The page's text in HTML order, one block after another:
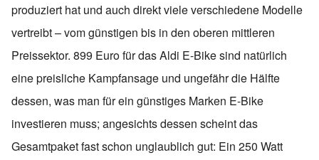
produziert hat und auch direkt viele verschiedene Modelle
vertreibt – vom günstigen bis in den oberen mittleren
Preissektor. 899 Euro für das Aldi E-Bike sind natürlich
eine preisliche Kampfansage und ungefähr die Hälfte
dessen, was man für ein günstiges Marken E-Bike
investieren muss; angesichts dessen scheint das
Gesamtpaket fast schon unglaublich gut: Ein 250 Watt